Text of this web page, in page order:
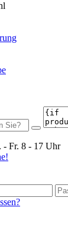
- Fr. 8 - 17 Uhr